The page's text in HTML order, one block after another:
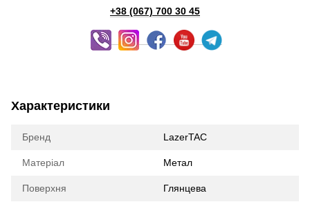
+38 (067) 700 30 45
Характеристики
Бренд LazerTAC
Матеріал Метал
Поверхня Глянцева